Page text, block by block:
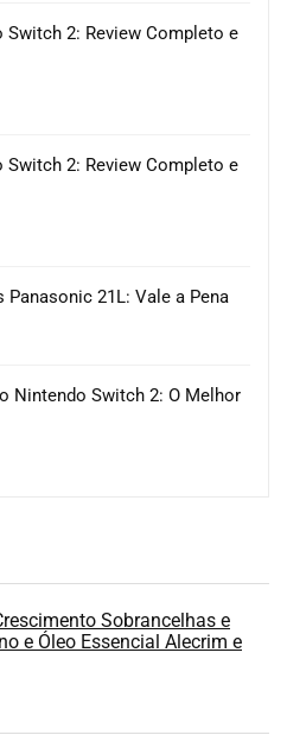
Switch 2: Review Completo e
Switch 2: Review Completo e
Panasonic 21L: Vale a Pena
Nintendo Switch 2: O Melhor
Sobrancelhas e
e Óleo Essencial Alecrim e